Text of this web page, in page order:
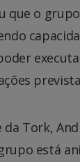
que o
Tork,
está